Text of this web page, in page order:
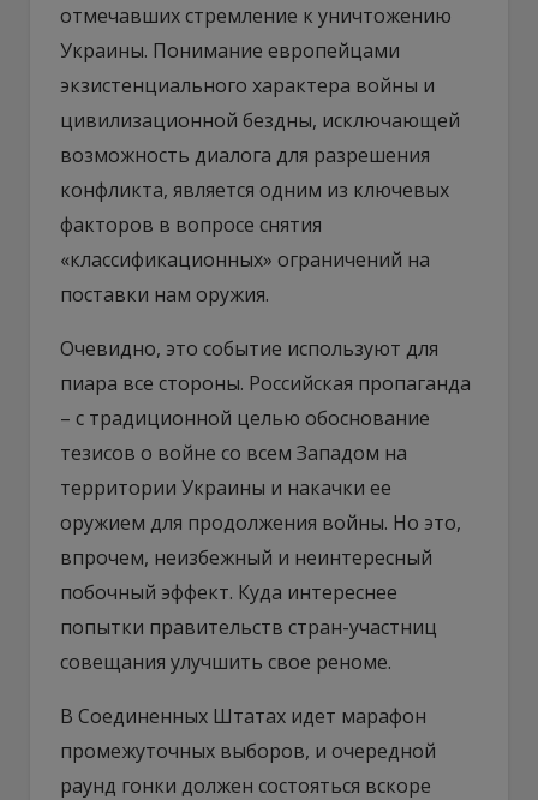
отмечавших стремление к уничтожению
Украины. Понимание европейцами
экзистенциального характера войны и
цивилизационной бездны, исключающей
возможность диалога для разрешения
конфликта, является одним из ключевых
факторов в вопросе снятия
«классификационных» ограничений на
поставки нам оружия.
Очевидно, это событие используют для
пиара все стороны. Российская пропаганда
– с традиционной целью обоснование
тезисов о войне со всем Западом на
территории Украины и накачки ее
оружием для продолжения войны. Но это,
впрочем, неизбежный и неинтересный
побочный эффект. Куда интереснее
попытки правительств стран-участниц
совещания улучшить свое реноме.
В Соединенных Штатах идет марафон
промежуточных выборов, и очередной
раунд гонки должен состояться вскоре